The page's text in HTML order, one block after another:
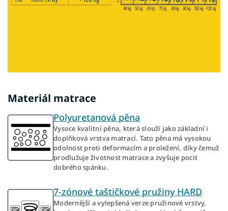
Materiál matrace
Polyuretanová pěna
Vysoce kvalitní pěna, která slouží jako základní i
doplňková vrstva matrací. Tato pěna má vysokou
odolnost proti deformacím a proležení, díky čemuž
prodlužuje životnost matrace a zvyšuje pocit
dobrého spánku.
7-zónové taštičkové pružiny HARD
Modernější a vylepšená verze pružinové vrstvy,